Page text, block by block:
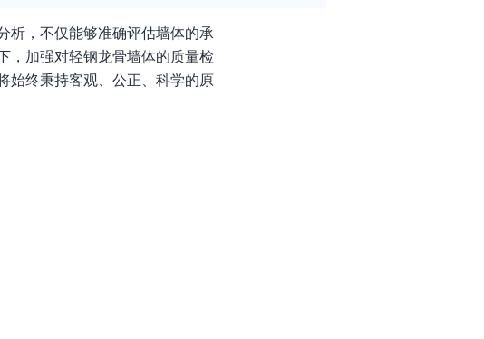
析，不仅能够准确评估墙体的承
，加强对轻钢龙骨墙体的质量检
始终秉持客观、公正、科学的原